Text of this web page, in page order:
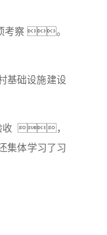
考察 。
基础设施建设
收  ，
集体学习了习